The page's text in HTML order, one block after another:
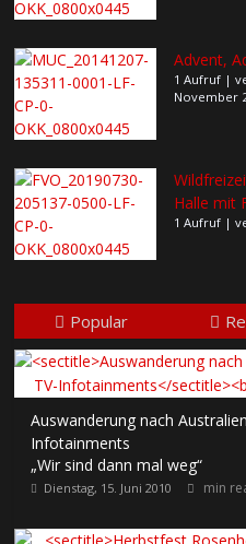
Advent,
1 Aufruf |
November
Halle mit
1 Aufruf |
Popular
Auswanderung nach
Infotainments
„Wir sind dann mal weg“
Dienstag, 15. Juni 2010 min